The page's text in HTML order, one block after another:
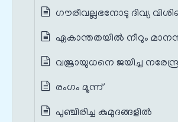
ഗൗരീവല്ലഭനോടു ദിവ്യ
ഏകാന്തതയിൽ നീറും
വജ്രായുധനെ ജയിച്ച
രംഗം മൂന്ന്
പുഞ്ചിരിച്ച കുമുദങ്ങളിൽ